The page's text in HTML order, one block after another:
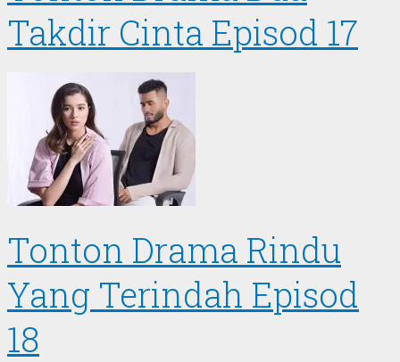
Takdir Cinta Episod 17
Tonton Drama Rindu
Yang Terindah Episod
18